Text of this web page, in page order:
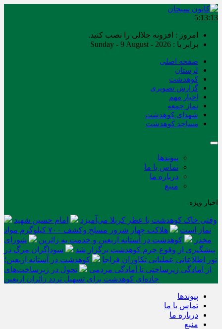
5:13:13
امروز : افزونه جلالی را نصب کنید.
برابر با : Sunday - 9 August - 2026
صفحه اصلی
لرستان
کوهدشت
گزارش تصویری
اخبار مهم
نماز جمعه
شهدای کوهدشت
مساجد کوهدشت
پیوندها
تماس با ما
درباره ما
منبع
اخبار ویژه
وقتی خاک کوهدشت با عطر کربلا می‌آمیزد
امام حسین شهید
نماز است
هلاکت چهار شرور مسلح وکشف ۷۰۰ کیلوگرم مواد
مخدر
کوهدشت در آستانه اربعین و خدمت‌ به زائرین
شورای
پیشگیری از وقوع جرم کوهدشت برگزار شد
سوداگران مرگ در
تور اطلاعاتی عملیاتی تکاوران فراجا
کوهدشت در آستانه اربعین؛
از آمادگی زیرساختی تا آمادگی مردمی
تحول در زیرساخت‌های
جاده‌ای کوهدشت برای تسهیل تردد زائران اربعین
پیوندها
تماس با ما
درباره ما
منبع